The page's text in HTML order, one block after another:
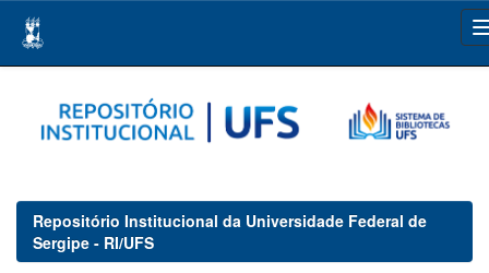
navigation
Repositório Institucional da Universidade Federal de
Sergipe - RI/UFS